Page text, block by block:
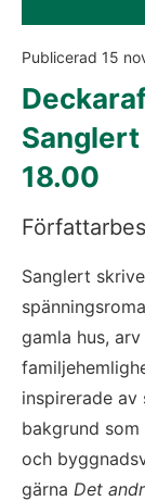
Publicerad 15
18.00
Sanglert
gamla hus,
inspirerade av
bakgrund
och
gärna